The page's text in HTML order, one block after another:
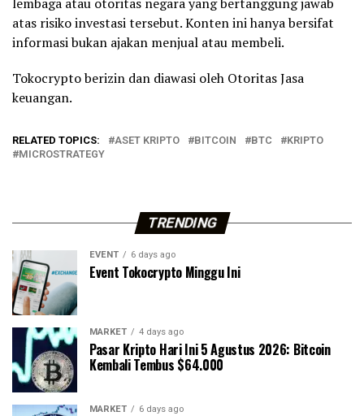
lembaga atau otoritas negara yang bertanggung jawab
atas risiko investasi tersebut. Konten ini hanya bersifat
informasi bukan ajakan menjual atau membeli.
Tokocrypto berizin dan diawasi oleh Otoritas Jasa
keuangan.
RELATED TOPICS: ASET KRIPTO BITCOIN BTC
KRIPTO
MICROSTRATEGY
TRENDING
EVENT 6 days ago
Event Tokocrypto Minggu Ini
MARKET 4 days ago
Pasar Kripto Hari Ini 5 Agustus 2026: Bitcoin
Kembali Tembus $64.000
MARKET 6 days ago